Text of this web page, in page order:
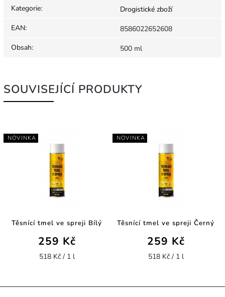
Kategorie:
Drogistické zboží
EAN:
8586022652608
Obsah: 500 ml
SOUVISEJÍCÍ PRODUKTY
NOVINKA
Těsnící tmel ve spreji Bílý
259 Kč
518 Kč / 1 l
NOVINKA
Těsnící tmel ve spreji Černý
259 Kč
518 Kč / 1 l